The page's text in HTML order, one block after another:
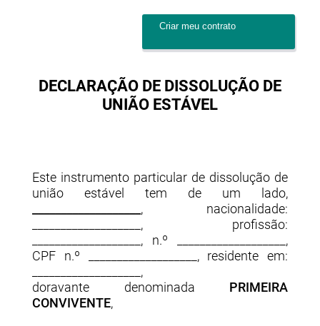
Criar meu contrato
DECLARAÇÃO DE DISSOLUÇÃO DE
UNIÃO ESTÁVEL
Este instrumento particular de dissolução de
união estável tem de um lado,
, nacionalidade:
___________________, profissão:
___________________, n.º ___________________,
CPF n.º ___________________, residente em:
___________________,
doravante denominada PRIMEIRA
CONVIVENTE,